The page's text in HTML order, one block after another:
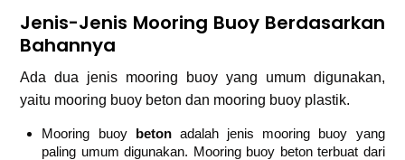
Jenis-Jenis Mooring Buoy Berdasarkan
Bahannya
Ada dua jenis mooring buoy yang umum digunakan,
yaitu mooring buoy beton dan mooring buoy plastik.
Mooring buoy betonadalah jenis mooring buoy yang
paling umum digunakan. Mooring buoy beton terbuat dari